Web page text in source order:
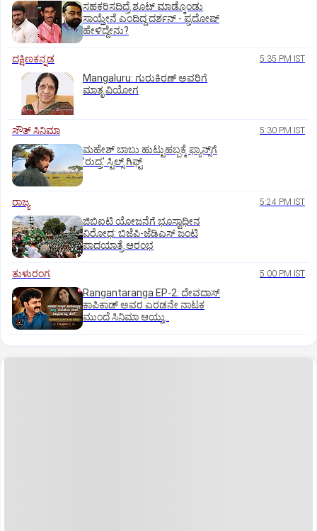
ಸಹಕರಿಸದಿದ್ರೆ ಶೂಟ್‌ ಮಾಡ್ಕೊಂಡು
ಸಾಯ್ತೇನೆ ಎಂದಿದ್ದ ದರ್ಶನ್‌ - ಪ್ರದೋಷ್‌
ಹೇಳಿದ್ದೇನು?
ದಕ್ಷಿಣಕನ್ನಡ 5:35 PM IST
Mangaluru: ಗುರುಕಿರಣ್ ಅವರಿಗೆ
ಮಾತೃ ವಿಯೋಗ
ಸೌತ್‌ ಸಿನಿಮಾ 5:30 PM IST
ಮಹೇಶ್‌ ಬಾಬು ಹುಟ್ಟುಹಬ್ಬಕ್ಕೆ ಫ್ಯಾನ್ಸ್‌ಗೆ
ʼರುದ್ರʼ ಸ್ಟಿಲ್ಸ್‌ ಗಿಫ್ಟ್
ರಾಜ್ಯ 5:24 PM IST
ಜಿಬಿಐಟಿ ಯೋಜನೆಗೆ ಭೂಸ್ವಾಧೀನ
ವಿರೋಧ: ಬಿಜೆಪಿ-ಜೆಡಿಎಸ್‌ ಜಂಟಿ
ಪಾದಯಾತ್ರೆ ಆರಂಭ
ತುಳುರಂಗ 5:00 PM IST
Rangantaranga EP-2: ದೇವದಾಸ್
ಕಾಪಿಕಾಡ್‌ ಅವರ ಎರಡನೇ ನಾಟಕ
ಮುಂದೆ ಸಿನಿಮಾ ಆಯ್ತು..